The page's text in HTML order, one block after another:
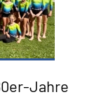
Jahre